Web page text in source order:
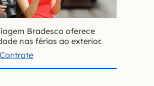
Bradesco oferece
nas férias ao exterior.